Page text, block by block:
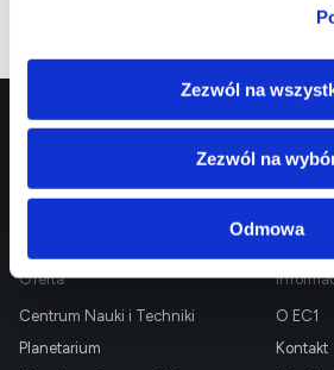
Zezwól na
Zezwól na
Odmowa
EC1 Łódź - Miasto
Oferta
Centrum Nauki i Techniki
Planetarium
O EC1
Kontakt